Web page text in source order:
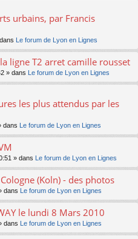
urbains, par Francis
Le forum de Lyon en Lignes
ligne T2 arret camille rousset
» dans Le forum de Lyon en Lignes
les plus attendus par les
dans Le forum de Lyon en Lignes
» dans Le forum de Lyon en Lignes
(Koln) - des photos
dans Le forum de Lyon en Lignes
le lundi 8 Mars 2010
dans Le forum de Lyon en Lignes